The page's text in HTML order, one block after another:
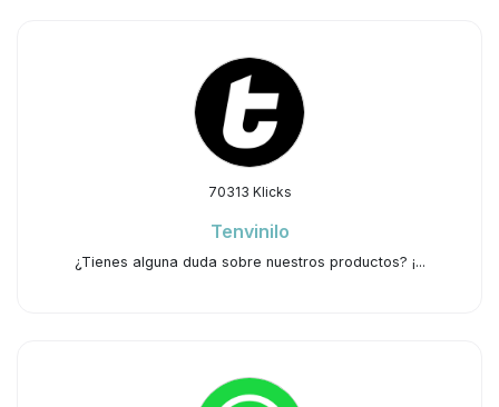
70313 Klicks
Tenvinilo
¿Tienes alguna duda sobre nuestros productos? ¡...